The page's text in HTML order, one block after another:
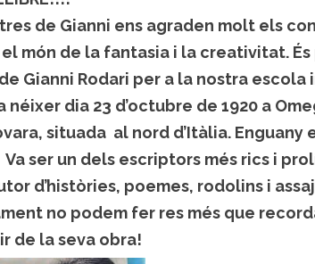
de Gianni ens agraden molt els
món de la fantasia i la creativitat.
Gianni Rodari per a la nostra escola
néixer dia 23 d’octubre de 1920 a
situada al nord d’Itàlia.
ser un dels escriptors més rics i
d’històries, poemes, rodolins i
no podem fer res més que
de la seva obra!